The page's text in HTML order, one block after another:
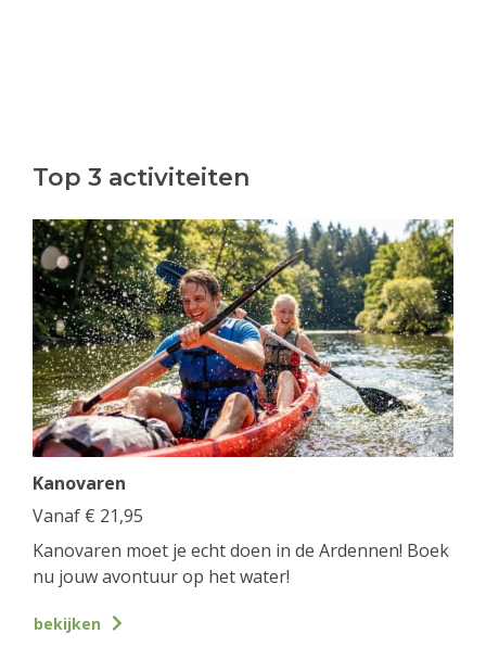
Top 3 activiteiten
Kanovaren
Vanaf € 21,95
Kanovaren moet je echt doen in de Ardennen! Boek
nu jouw avontuur op het water!
bekijken